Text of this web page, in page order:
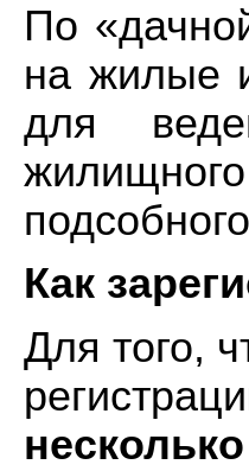
По
на жилые
для
Как
Для того,